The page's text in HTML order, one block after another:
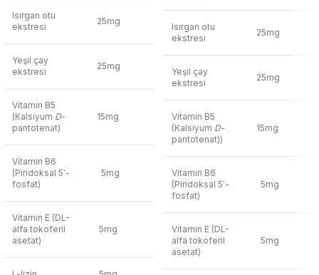
Isırgan otu
ekstresi
25mg
Yeşil çay
ekstresi
25mg
Vitamin B5
(Kalsiyum D-
pantotenat)
15mg
Vitamin B6
(Piridoksal 5′-
fosfat)
5mg
Vitamin E (DL-
alfa tokoferil
asetat)
5mg
Isırgan otu
ekstresi
25mg
Yeşil çay
ekstresi
25mg
Vitamin B5
(Kalsiyum D-
pantotenat))
15mg
Vitamin B6
(Piridoksal 5′-
fosfat)
5mg
Vitamin E (DL-
alfa tokoferil
asetat)
5mg